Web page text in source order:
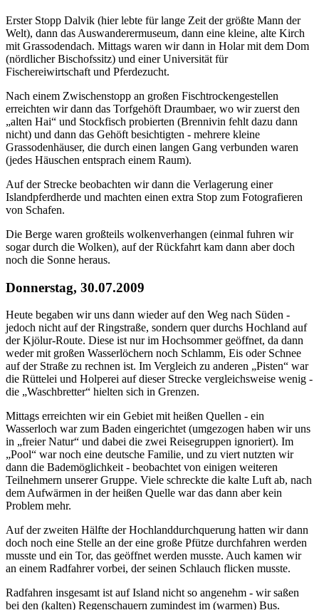
Erster Stopp Dalvik (hier lebte für lange Zeit der größte Mann der
Welt), dann das Auswanderermuseum, dann eine kleine, alte Kirch
mit Grassodendach. Mittags waren wir dann in Holar mit dem Dom
(nördlicher Bischofssitz) und einer Universität für
Fischereiwirtschaft und Pferdezucht.
Nach einem Zwischenstopp an großen Fischtrockengestellen
erreichten wir dann das Torfgehöft Draumbaer, wo wir zuerst den
„alten Hai“ und Stockfisch probierten (Brennivin fehlt dazu dann
nicht) und dann das Gehöft besichtigten - mehrere kleine
Grassodenhäuser, die durch einen langen Gang verbunden waren
(jedes Häuschen entsprach einem Raum).
Auf der Strecke beobachten wir dann die Verlagerung einer
Islandpferdherde und machten einen extra Stop zum Fotografieren
von Schafen.
Die Berge waren großteils wolkenverhangen (einmal fuhren wir
sogar durch die Wolken), auf der Rückfahrt kam dann aber doch
noch die Sonne heraus.
Donnerstag, 30.07.2009
Heute begaben wir uns dann wieder auf den Weg nach Süden -
jedoch nicht auf der Ringstraße, sondern quer durchs Hochland auf
der Kjölur-Route. Diese ist nur im Hochsommer geöffnet, da dann
weder mit großen Wasserlöchern noch Schlamm, Eis oder Schnee
auf der Straße zu rechnen ist. Im Vergleich zu anderen „Pisten“ war
die Rüttelei und Holperei auf dieser Strecke vergleichsweise wenig -
die „Waschbretter“ hielten sich in Grenzen.
Mittags erreichten wir ein Gebiet mit heißen Quellen - ein
Wasserloch war zum Baden eingerichtet (umgezogen haben wir uns
in „freier Natur“ und dabei die zwei Reisegruppen ignoriert). Im
„Pool“ war noch eine deutsche Familie, und zu viert nutzten wir
dann die Bademöglichkeit - beobachtet von einigen weiteren
Teilnehmern unserer Gruppe. Viele schreckte die kalte Luft ab, nach
dem Aufwärmen in der heißen Quelle war das dann aber kein
Problem mehr.
Auf der zweiten Hälfte der Hochlanddurchquerung hatten wir dann
doch noch eine Stelle an der eine große Pfütze durchfahren werden
musste und ein Tor, das geöffnet werden musste. Auch kamen wir
an einem Radfahrer vorbei, der seinen Schlauch flicken musste.
Radfahren insgesamt ist auf Island nicht so angenehm - wir saßen
bei den (kalten) Regenschauern zumindest im (warmen) Bus.